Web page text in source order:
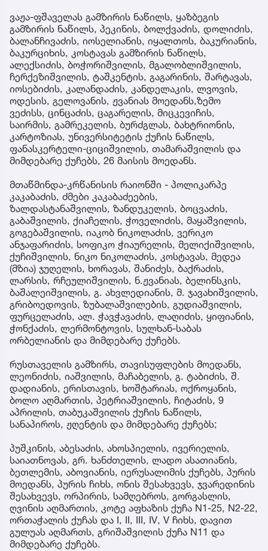
ვაჟა-ფშაველას გამზირის ნაწილს, ყაზბეგის
გამზირის ნაწილს, პეკინის, ბოლქვაძის, დოლიძის,
ბალანჩივაძის, იოსელიანის, იყალთოს, ბაკურიანის,
ბაკურციხის, კოსტავას გამზირის ნაწილს,
ალექსიძის, ბოჭორიშვილის, მგალობლიშვილის,
ჩერქეზიშვილის, ტაშკენტის, გაგარინის, შარტავას,
იოსებიძის, კალანდაძის, კანდელაკის, ლვოვის,
ოდესის, გელოვანის, ჟვანიას მოედანს,ზემო
ვეძისს, ცინცაძის, ცაგარელის, მიცკევიჩის,
საირმის, გამრეკელის, ბურძგლას, ბახტრიონის,
კარტოზიას, უნივერსიტეტის ქუჩის ნაწილს,
ფანასკერტელი-ციციშვილის, თამარაშვილის და
მიმდებარე ქუჩებს, 26 მაისის მოედანს.
მთაწმინდა-კრწანისის რაიონში - პოლიკარპე
კაკაბაძის, ძმები კაკაბაძეების,
ზალდასტანაშვილის, ზანდუკელის, ბოცვაძის,
გაბაშვილის, ქიაჩელის, ჭოველიძის, მაყაშვილის,
გოგებაშვილის, იაკობ ნიკოლაძის, ვერიკო
ანჯაფარიძის, სოფიკო ჭიაურელის, მელიქიშვილის,
ქუჩიშვილის, ნიკო ნიკოლაძის, კოსტავას, მედეა
(მზია) ჯუღელის, ხორავას, შანიძეს, ბაქრაძის,
ლარსის, რჩეულიშვილის, ნ.ჟვანიას, ბელინსკის,
ბაშალეიშვილის, გ. ახვლედიანის, მ. ჯავახიშვილის,
გრიბოედოვის, ზუბალაშვილების, გუდიაშვილის,
ფურცელაძის, ალ. ჭავჭავაძის, ლაღიძის, ყიფიანის,
ჭონქაძის, ლერმონტოვის, სულხან-საბას
ორბელიანის და მიმდებარე ქუჩებს.
რუსთაველის გამზირს, თავისუფლების მოედანს,
ლეონიძის, იაშვილის, მაჩაბელის, გ. ტაბიძის, შ.
დადიანის, ერისთავის, ხოშტარიას, ოქროყანის,
ბოლო აღმართის, პეტრიაშვილის, ჩიტაძის, 9
აპრილის, თაბუკაშვილის ქუჩის ნაწილს,
სანაპიროს, ჟღენტის და მიმდებარე ქუჩებს;
პუშკინის, აბესაძის, ახოსპიელის, ივერიელის,
საიათნოვას, გრ. ხანძთელის, ლადო ასათიანის,
ბეთლემის, აბოვიანის, იერუსალიმის ქუჩებს, პურის
მოედანს, პურის ჩიხს, ონის შესახვევს, ჯვარედინის
შესახვევს, ორპირის, სამღებროს, გორგასლის,
ღვინის აღმართის, კოტე აფხაზის ქუჩა N1-25, N2-22,
ორთაჭალის ქუჩას და I, II, III, IV, V ჩიხს, დავით
გულუას აღმართს, გრიშაშვილის ქუჩა N11 და
მიმდებარე ქუჩებს.